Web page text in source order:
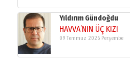
Yıldırım Gündoğdu
HAVVA’NIN ÜÇ KIZI
09 Temmuz 2026 Perşembe